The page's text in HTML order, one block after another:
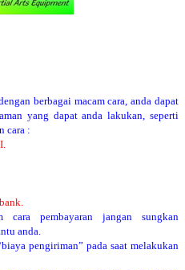
berbagai macam cara, anda dapat
yang dapat anda lakukan, seperti
cara :
cara pembayaran jangan sungkan
anda.
pengiriman” pada saat melakukan